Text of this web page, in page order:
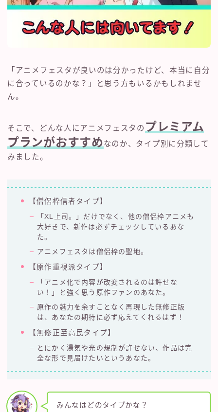
「アニメフェスタが良いのは分かったけど、本当に自分
に合っているのかな？」と思う方もいるかもしれませ
ん。
そこで、どんな人にアニメフェスタの プレミアム
プランがおすすめなのか、タイプ別に分類して
みました。
【僧侶枠信者タイプ】
「XL上司。」だけでなく、他の僧侶枠アニメも
大好きで、新作は必ずチェックしているあな
た。
アニメフェスタは僧侶枠の聖地。
【原作重視派タイプ】
「アニメ化で内容が改変されるのは許せな
い！」と強く思う原作ファンのあなた。
原作の魅力を余すことなく再現した無修正版
は、あなたの期待に必ず応えてくれるはず！
【無修正至高民タイプ】
とにかく湯気や光の規制が許せない、作品は完
全な形で見届けたいというあなた。
みんなはどのタイプかな？